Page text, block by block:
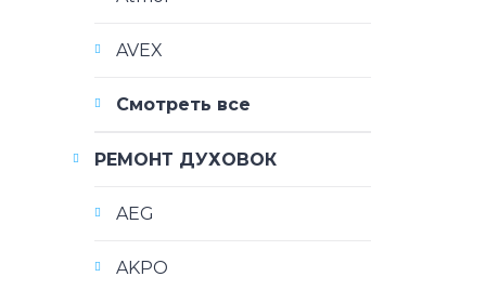
AVEX
Смотреть все
РЕМОНТ ДУХОВОК
AEG
AKPO